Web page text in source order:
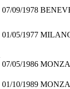
07/09/1978
01/05/1977
07/05/1986 MONZA
01/10/1989 MONZA